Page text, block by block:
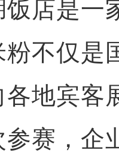
店是一
粉不仅是
地宾客
赛，企